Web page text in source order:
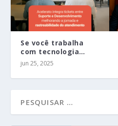
Se você trabalha
com tecnologia…
jun 25, 2025